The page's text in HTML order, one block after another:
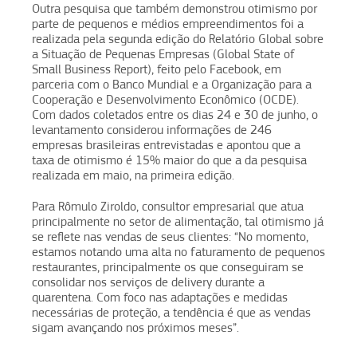
Outra pesquisa que também demonstrou otimismo por
parte de pequenos e médios empreendimentos foi a
realizada pela segunda edição do Relatório Global sobre
a Situação de Pequenas Empresas (Global State of
Small Business Report), feito pelo Facebook, em
parceria com o Banco Mundial e a Organização para a
Cooperação e Desenvolvimento Econômico (OCDE).
Com dados coletados entre os dias 24 e 30 de junho, o
levantamento considerou informações de 246
empresas brasileiras entrevistadas e apontou que a
taxa de otimismo é 15% maior do que a da pesquisa
realizada em maio, na primeira edição.
Para Rômulo Ziroldo, consultor empresarial que atua
principalmente no setor de alimentação, tal otimismo já
se reflete nas vendas de seus clientes: “No momento,
estamos notando uma alta no faturamento de pequenos
restaurantes, principalmente os que conseguiram se
consolidar nos serviços de delivery durante a
quarentena. Com foco nas adaptações e medidas
necessárias de proteção, a tendência é que as vendas
sigam avançando nos próximos meses”.